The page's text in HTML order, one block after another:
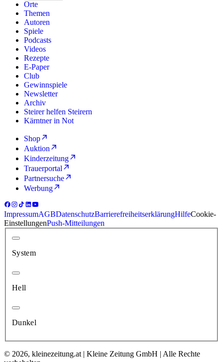
Orte
Themen
Autoren
Spiele
Podcasts
Videos
Rezepte
E-Paper
Club
Gewinnspiele
Newsletter
Archiv
Steirer helfen Steirern
Kärntner in Not
Shop
Auktion
Kinderzeitung
Trauerportal
Partnersuche
Werbung
ImpressumAGBDatenschutzBarrierefreiheitserklärungHilfeCookie-
EinstellungenPush-Mitteilungen
System
Hell
Dunkel
© 2026, kleinezeitung.at | Kleine Zeitung GmbH | Alle Rechte